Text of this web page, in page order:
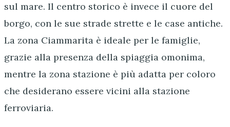
sul mare. Il centro storico è invece il cuore del
borgo, con le sue strade strette e le case antiche.
La zona Ciammarita è ideale per le famiglie,
grazie alla presenza della spiaggia omonima,
mentre la zona stazione è più adatta per coloro
che desiderano essere vicini alla stazione
ferroviaria.